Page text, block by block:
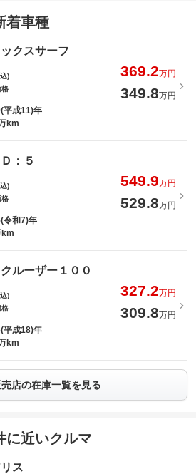
着車種
クスサーフ
)
369.2万円
格
349.8万円
平成11)年
km
：５
)
549.9万円
格
529.8万円
令和7)年
km
ルーザー１００
)
327.2万円
格
309.8万円
平成18)年
km
店の在庫一覧を見る
に近いクルマ
ス